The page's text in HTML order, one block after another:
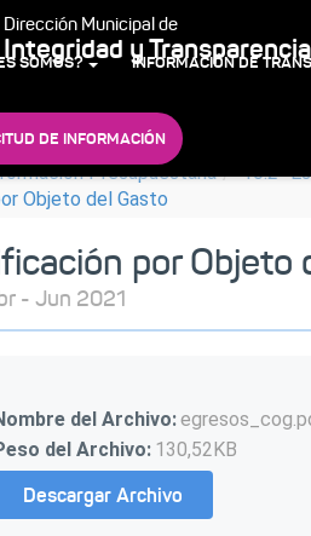
Dirección Municipal de
Integridad y Transparencia
SOMOS? INFORMACIÓN DE
DE INFORMACIÓN
Presupuestaria
10.2-
Objeto del Gasto
por Objeto
- Jun 2021
del Archivo:
del Archivo: 130,52KB
Descargar Archivo